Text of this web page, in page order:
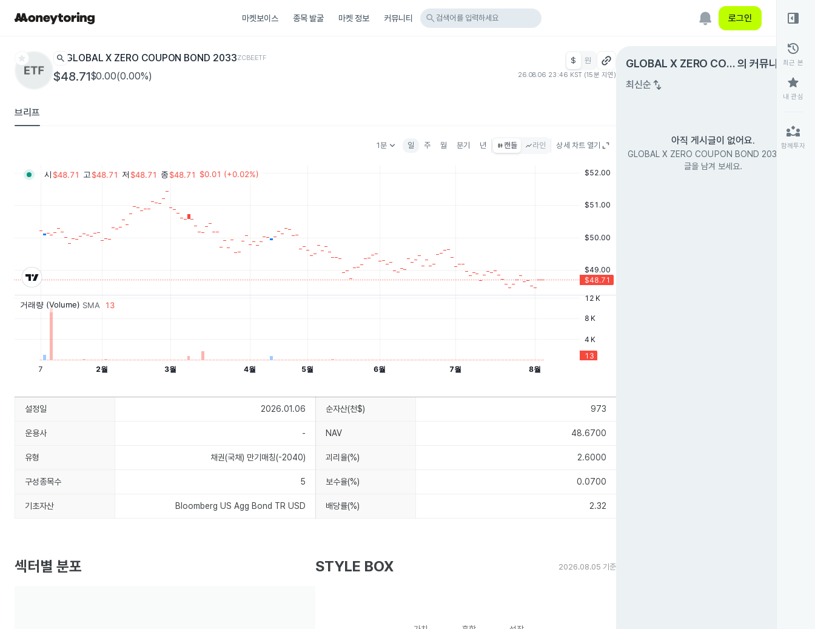
마켓보이스 종목 발굴 마켓 정보 커뮤니티 search 검색어를 입력하세요 로그인
star search GLOBAL X ZERO COUPON BOND 2033ZCBEETF
$48.71$0.00(0.00%)
$ 원
26.08.06 23:46 KST (15분 지연)
브리프
1분keyboard_arrow_down 일 주 월 분기 년 캔들 라인 상세 차트 열기
GLOBAL X ZERO COU
PON BOND 2033
의 커뮤니티expand_circle_right
최신순 swap_vert
아직 게시글이 없어요.
GLOBAL X ZERO COUPON BOND 2033의 첫
글을 남겨 보세요.
right_panel_open
history
최근 본
star
내 관심
partner_exchange
함께투자